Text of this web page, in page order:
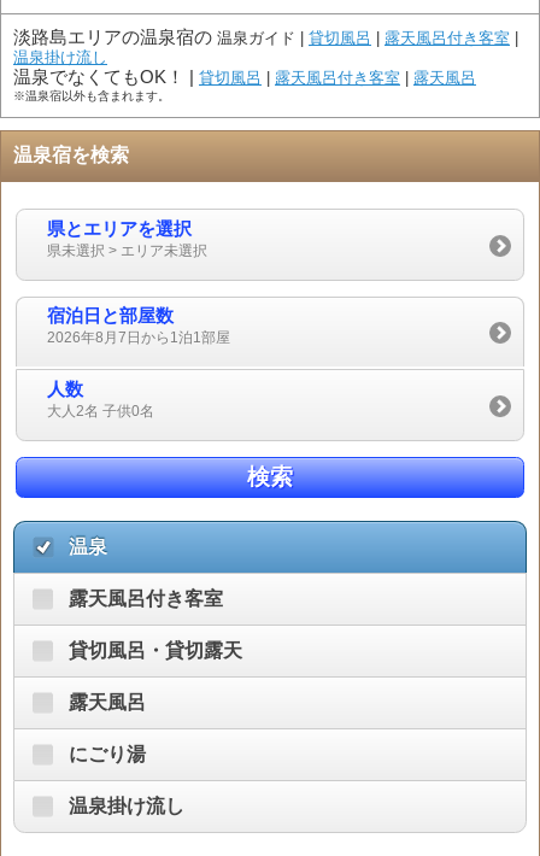
淡路島エリアの温泉宿の 温泉ガイド | 貸切風呂 | 露天風呂付き客室 |
温泉掛け流し
温泉でなくてもOK！ | 貸切風呂 | 露天風呂付き客室 | 露天風呂
※温泉宿以外も含まれます。
温泉宿を検索
県とエリアを選択
県未選択 > エリア未選択
宿泊日と部屋数
2026年8月7日から1泊1部屋
人数
大人2名 子供0名
検索
温泉
露天風呂付き客室
貸切風呂・貸切露天
露天風呂
にごり湯
温泉掛け流し